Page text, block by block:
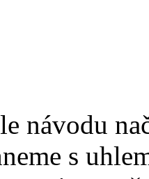
návodu
s